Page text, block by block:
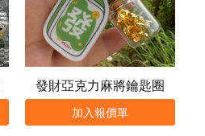
發財亞克力麻將鑰匙圈
加入報價單